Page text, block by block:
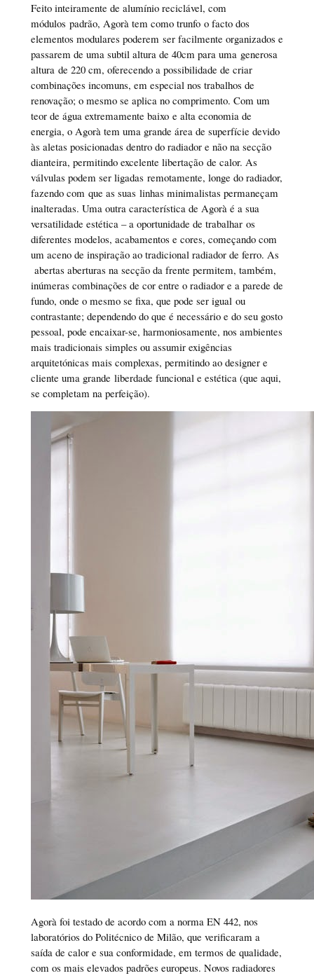
Feito inteiramente de alumínio reciclável, com
módulos padrão, Agorà tem como trunfo o facto dos
elementos modulares poderem ser facilmente organizados e
passarem de uma subtil altura de 40cm para uma generosa
altura de 220 cm, oferecendo a possibilidade de criar
combinações incomuns, em especial nos trabalhos de
renovação; o mesmo se aplica no comprimento. Com um
teor de água extremamente baixo e alta economia de
energia, o Agorà tem uma grande área de superfície devido
às aletas posicionadas dentro do radiador e não na secção
dianteira, permitindo excelente libertação de calor. As
válvulas podem ser ligadas remotamente, longe do radiador,
fazendo com que as suas linhas minimalistas permaneçam
inalteradas. Uma outra característica de Agorà é a sua
versatilidade estética – a oportunidade de trabalhar os
diferentes modelos, acabamentos e cores, começando com
um aceno de inspiração ao tradicional radiador de ferro. As
abertas aberturas na secção da frente permitem, também,
inúmeras combinações de cor entre o radiador e a parede de
fundo, onde o mesmo se fixa, que pode ser igual ou
contrastante; dependendo do que é necessário e do seu gosto
pessoal, pode encaixar-se, harmoniosamente, nos ambientes
mais tradicionais simples ou assumir exigências
arquitetónicas mais complexas, permitindo ao designer e
cliente uma grande liberdade funcional e estética (que aqui,
se completam na perfeição).
Agorà foi testado de acordo com a norma EN 442, nos
laboratórios do Politécnico de Milão, que verificaram a
saída de calor e sua conformidade, em termos de qualidade,
com os mais elevados padrões europeus. Novos radiadores